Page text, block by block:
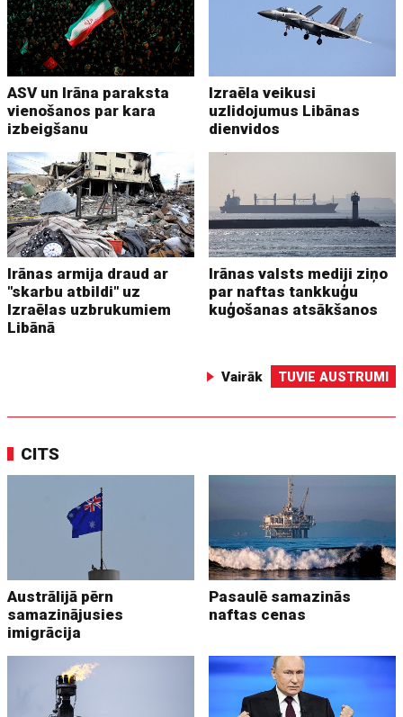
ASV un Irāna paraksta
vienošanos par kara
izbeigšanu
Izraēla veikusi
uzlidojumus Libānas
dienvidos
Irānas armija draud ar
"skarbu atbildi" uz
Izraēlas uzbrukumiem
Libānā
Irānas valsts mediji ziņo
par naftas tankkuģu
kuģošanas atsākšanos
Vairāk TUVIE AUSTRUMI
CITS
Austrālijā pērn
samazinājusies
imigrācija
Pasaulē samazinās
naftas cenas